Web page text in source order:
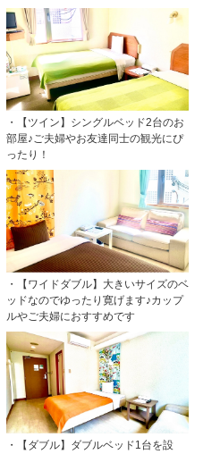
・【ツイン】シングルベッド2台のお
部屋♪ご夫婦やお友達同士の観光にぴ
ったり！
・【ワイドダブル】大きいサイズのベ
ッドなのでゆったり寛げます♪カップ
ルやご夫婦におすすめです
・【ダブル】ダブルベッド1台を設